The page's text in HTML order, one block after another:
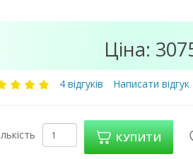
Ціна:
4 відгуків Написати відгук
КУПИТИ